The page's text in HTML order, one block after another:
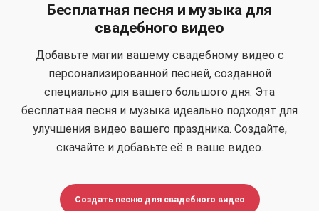
Бесплатная песня и музыка для
свадебного видео
Добавьте магии вашему свадебному видео с
персонализированной песней, созданной
специально для вашего большого дня. Эта
бесплатная песня и музыка идеально подходят для
улучшения видео вашего праздника. Создайте,
скачайте и добавьте её в ваше видео.
Создать песню для свадебного видео